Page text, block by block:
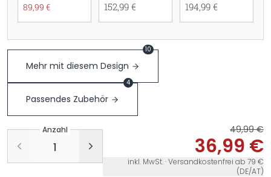
89,99 € 152,99 € 194,99 €
Mehr mit diesem Design
10
Passendes Zubehör
4
Anzahl 49,99 €
36,99 €
inkl. MwSt. · Versandkostenfrei ab 79 €
(DE/AT)